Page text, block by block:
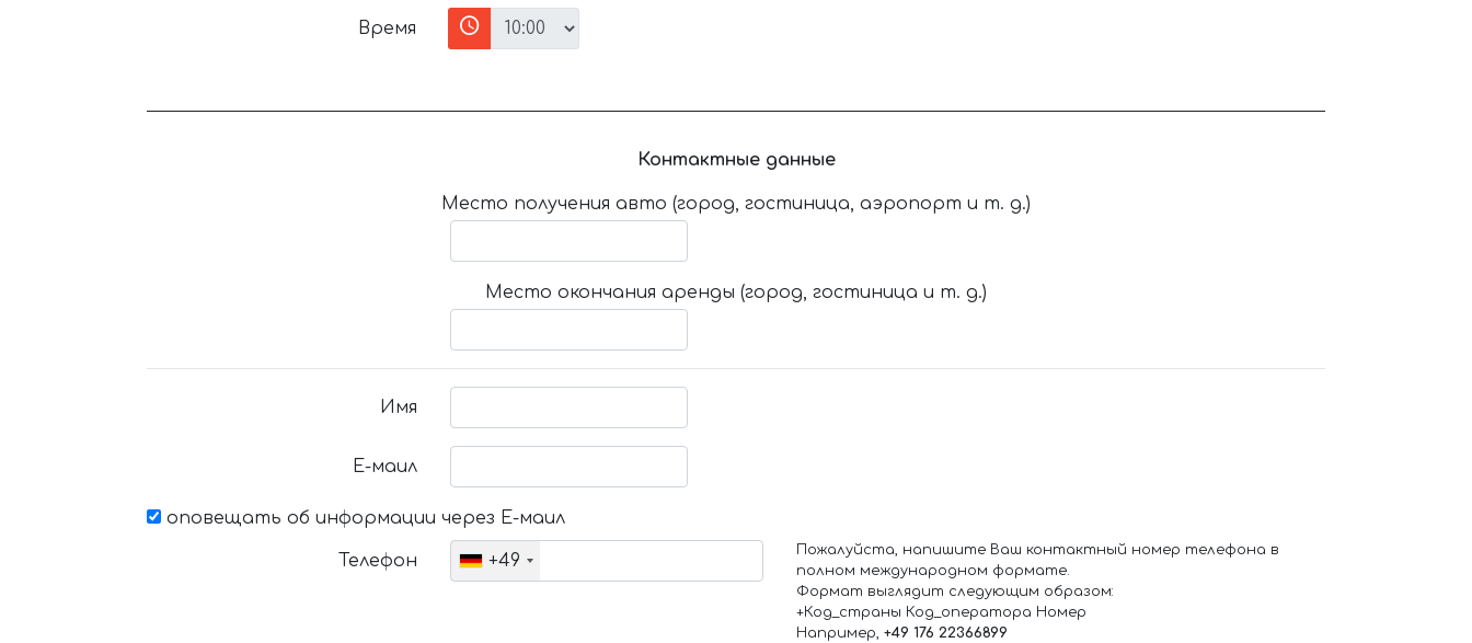
Время
Контактные данные
Место получения авто (город, гостиница, аэропорт и т. д.)
Место окончания аренды (город, гостиница и т. д.)
Имя
Е-маил
оповещать об информации через Е-маил
Телефон +49
Пожалуйста, напишите Ваш контактный номер телефона в
полном международном формате.
Формат выглядит следующим образом:
+Код_страны Код_оператора Номер
Например, +49 176 22366899